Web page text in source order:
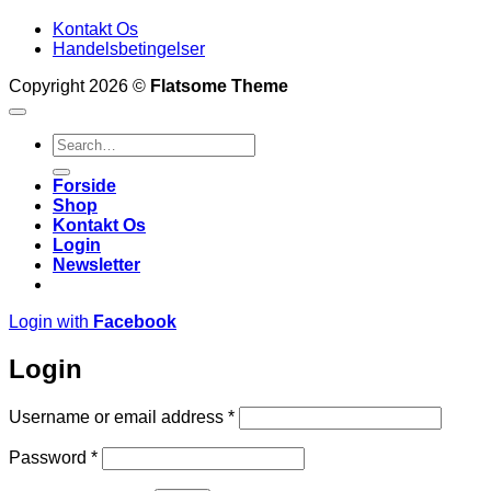
Kontakt Os
Handelsbetingelser
Copyright 2026 © Flatsome Theme
Search
for:
Forside
Shop
Kontakt Os
Login
Newsletter
Login with Facebook
Login
Username or email address *Required
Password *Required